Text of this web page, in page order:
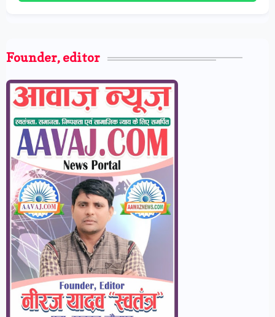
Founder, editor